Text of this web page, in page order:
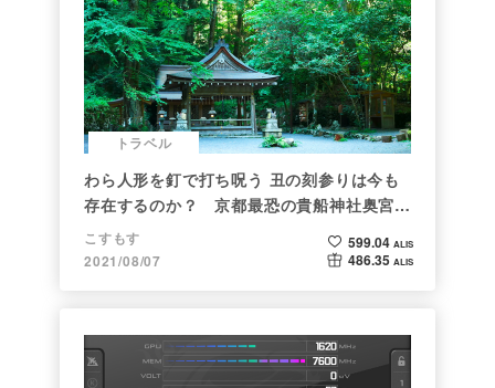
トラベル
わら人形を釘で打ち呪う 丑の刻参りは今も
存在するのか？ 京都最恐の貴船神社奥宮を
調べた
こすもす
2021/08/07
599.04 ALIS
486.35 ALIS